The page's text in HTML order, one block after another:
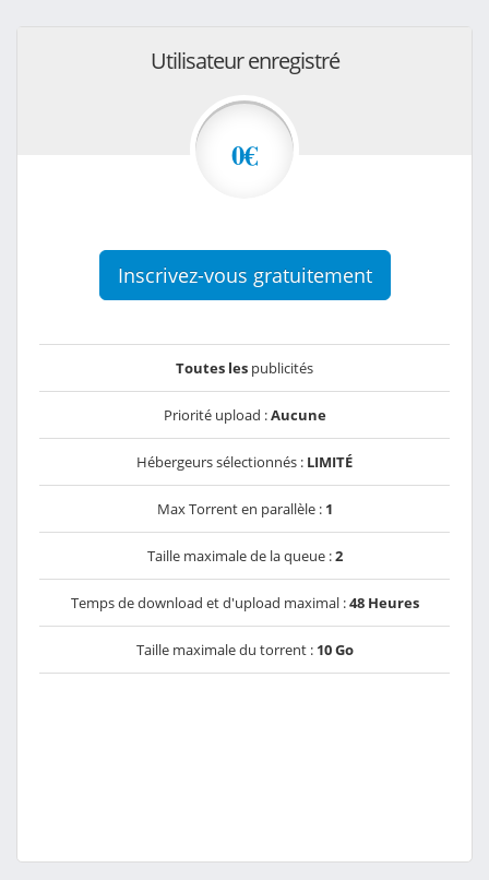
Utilisateur enregistré
0€
Inscrivez-vous gratuitement
Toutes les publicités
Priorité upload :Aucune
Hébergeurs sélectionnés : LIMITÉ
Max Torrent en parallèle : 1
Taille maximale de la queue :2
Temps de download et d'upload maximal :48 Heures
Taille maximale du torrent : 10 Go